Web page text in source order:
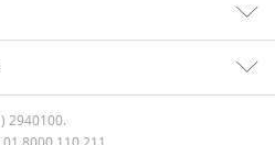
2940100.